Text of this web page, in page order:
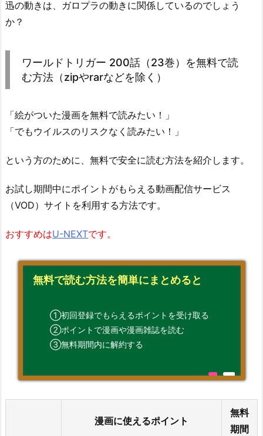
迅の動きは、ガロプラの動きに関係しているのでしょう
か？
ワールドトリガー 200話（23巻）を無料で読
む方法（zipやrarなどを除く）
「絵がついた漫画を無料で読みたい！」
「でもウイルスのリスクなく読みたい！」
という方のために、無料で安全に読む方法を紹介します。
お試し期間中にポイントがもらえる動画配信サービス
（VOD）サイトを利用する方法です。
おすすめはU-NEXTです。
無料で読む方法を簡単にまとめると
①初回登録でもらえるポイントを受け取る
②ポイントで漫画や漫画雑誌を読む
③無料期間内に解約する
漫画に使えるポイント
無料
期間